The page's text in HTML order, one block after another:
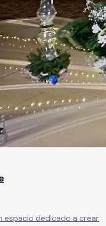
espacio dedicado a crear